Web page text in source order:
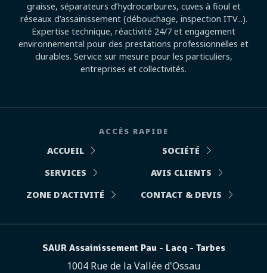
graisse, séparateurs d’hydrocarbures, cuves à fioul et
réseaux d’assainissement (débouchage, inspection ITV...).
Expertise technique, réactivité 24/7 et engagement
environnemental pour des prestations professionnelles et
durables. Service sur mesure pour les particuliers,
entreprises et collectivités.
ACCÈS RAPIDE
ACCUEIL
SOCIÉTÉ
SERVICES
AVIS CLIENTS
ZONE D'ACTIVITÉ
CONTACT & DEVIS
SAUR Assainissement Pau - Lacq - Tarbes
1004 Rue de la Vallée d'Ossau